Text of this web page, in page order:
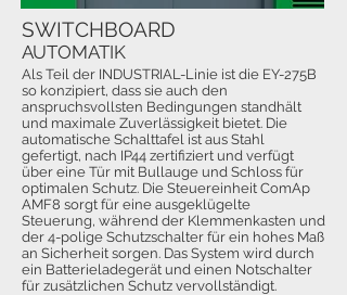
Als Teil der INDUSTRIAL-Linie ist die EY-275B
so konzipiert, dass sie auch den
anspruchsvollsten Bedingungen standhält
und maximale Zuverlässigkeit bietet. Die
automatische Schalttafel ist aus Stahl
gefertigt, nach IP44 zertifiziert und verfügt
über eine Tür mit Bullauge und Schloss für
optimalen Schutz. Die Steuereinheit ComAp
AMF8 sorgt für eine ausgeklügelte
Steuerung, während der Klemmenkasten und
der 4-polige Schutzschalter für ein hohes Maß
an Sicherheit sorgen. Das System wird durch
ein Batterieladegerät und einen Notschalter
für zusätzlichen Schutz vervollständigt.
SWITCHBOARD
AUTOMATIK